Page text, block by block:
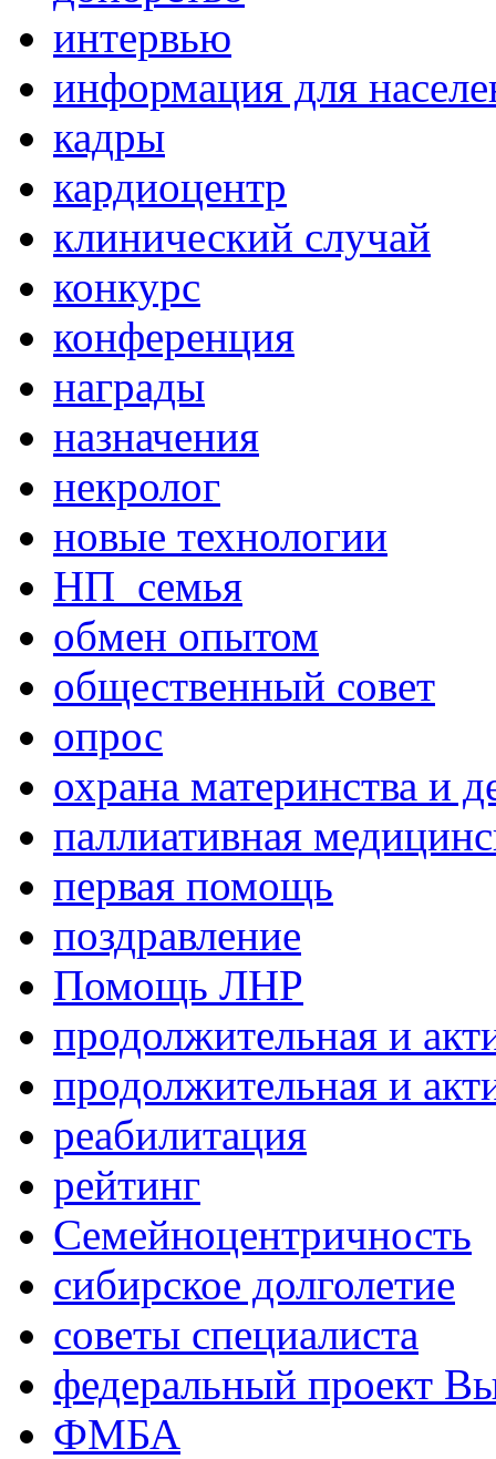
интервью
информация для
кадры
кардиоцентр
клинический случай
конкурс
конференция
награды
назначения
некролог
новые технологии
НП_семья
обмен опытом
общественный совет
опрос
охрана материнства и
паллиативная
первая помощь
поздравление
Помощь ЛНР
продолжительная и
продолжительная и
реабилитация
рейтинг
Семейноцентричность
сибирское долголетие
советы специалиста
федеральный проект
ФМБА